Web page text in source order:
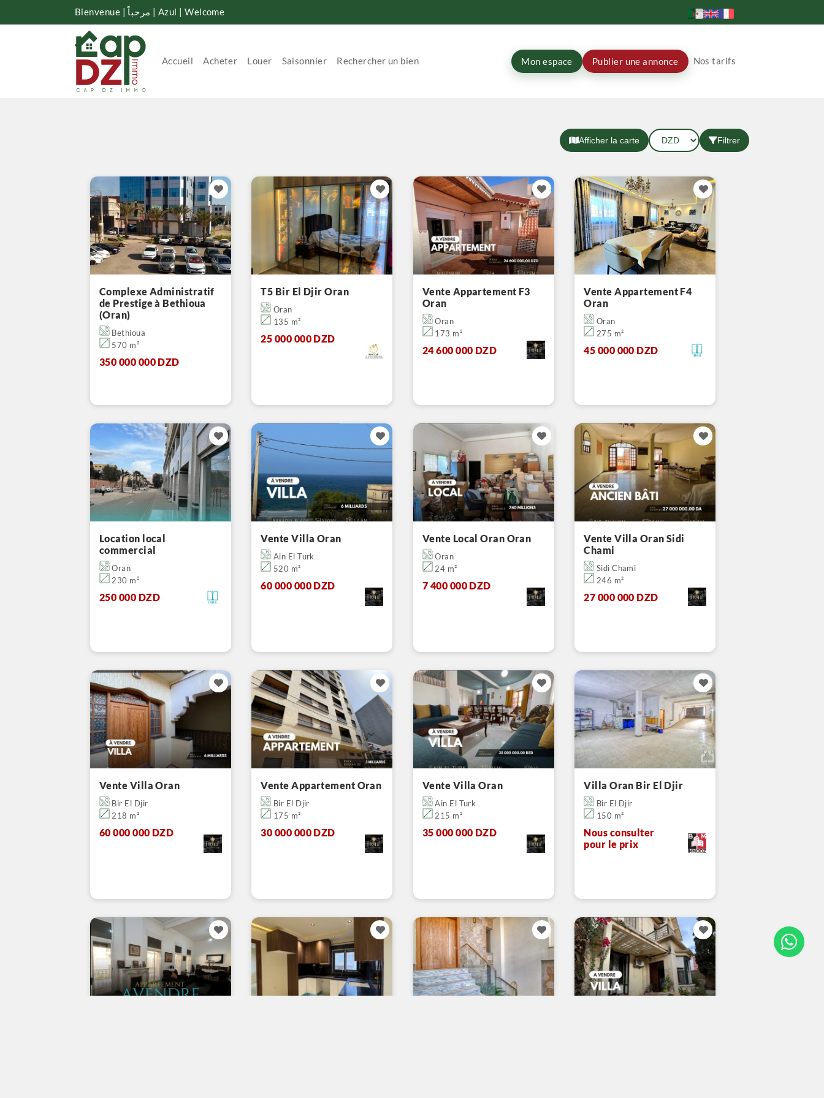
Bienvenue | مرحباً | Azul | Welcome
Accueil Acheter Louer Saisonnier Rechercher un bien Mon espace Publier une annonce Nos tarifs
Afficher la carte Filtrer
Complexe Administratif
de Prestige à Bethioua
(Oran)
Bethioua
570 m²
350 000 000 DZD
T5 Bir El Djir Oran
Oran
135 m²
25 000 000 DZD
Vente Appartement F3
Oran
Oran
173 m²
24 600 000 DZD
Vente Appartement F4
Oran
Oran
275 m²
45 000 000 DZD
Location local
commercial
Oran
230 m²
250 000 DZD
Vente Villa Oran
Ain El Turk
520 m²
60 000 000 DZD
Vente Local Oran Oran
Oran
24 m²
7 400 000 DZD
Vente Villa Oran Sidi
Chami
Sidi Chami
246 m²
27 000 000 DZD
Vente Villa Oran
Bir El Djir
218 m²
60 000 000 DZD
Vente Appartement Oran
Bir El Djir
175 m²
30 000 000 DZD
Vente Villa Oran
Ain El Turk
215 m²
35 000 000 DZD
Villa Oran Bir El Djir
Bir El Djir
150 m²
Nous consulter
pour le prix